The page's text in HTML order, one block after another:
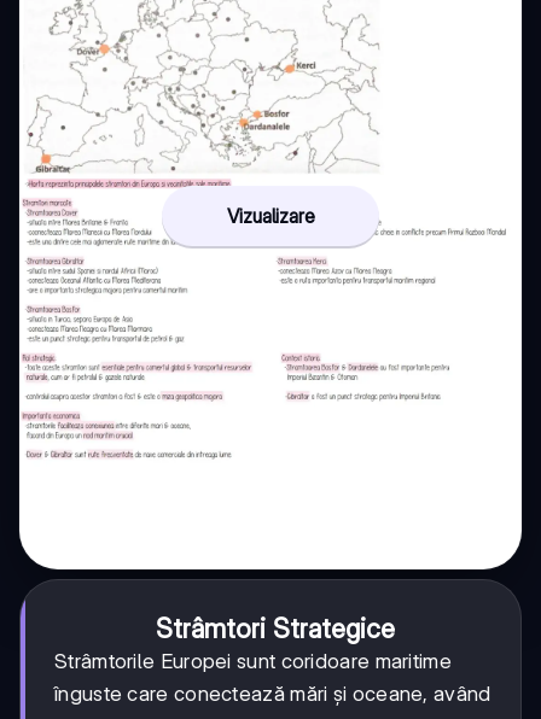
Vizualizare
Strâmtori Strategice
Strâmtorile Europei sunt coridoare maritime
înguste care conectează mări și oceane, având